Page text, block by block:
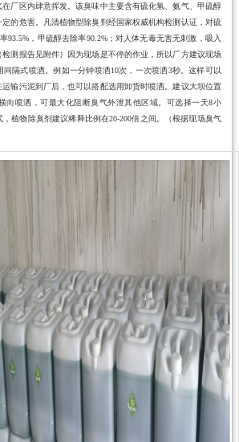
厂区内肆意挥发。该臭味中主要含有硫化氢、氨气、甲硫醇
定的危害。凡清植物型除臭剂经国家权威机构检测认证，对硫
93.5%，甲硫醇去除率90.2%；对人体无毒无害无刺激，吸入
测报告见附件）因为现场是不停的作业，所以厂方建议现场
隔式喷洒。例如一分钟喷洒10次，一次喷洒3秒。这样可以
输污泥到厂后，也可以搭配选用卸货时喷洒。建议大坝位置
向喷洒，可最大化阻断臭气外泄其他区域。可选择一天8小
植物除臭剂建议稀释比例在20-200倍之间。（根据现场臭气